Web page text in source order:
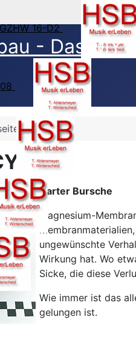
16-D2
- Das DIY
Harter Bursche
Magnesium-
ungewünschte
Wirkung hat. Wo
Sicke, die diese
Wie immer ist das
gelungen ist.